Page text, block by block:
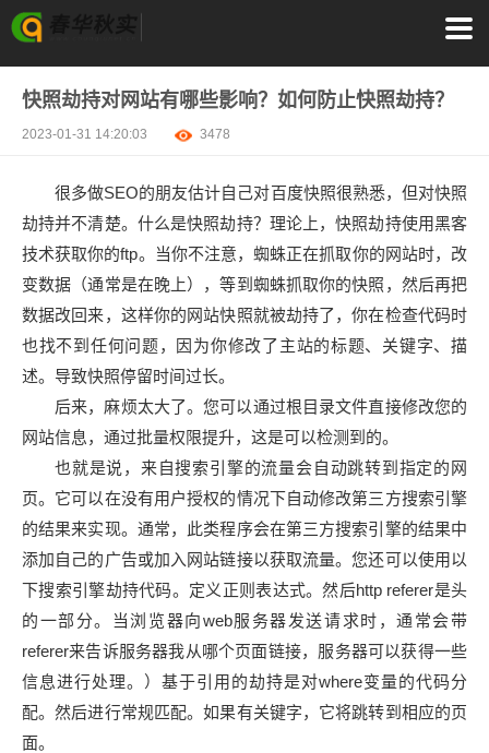
快照劫持对网站有哪些影响？如何防止快照劫持？
2023-01-31 14:20:03 3478
很多做SEO的朋友估计自己对百度快照很熟悉，但对快照
劫持并不清楚。什么是快照劫持？理论上，快照劫持使用黑客
技术获取你的ftp。当你不注意，蜘蛛正在抓取你的网站时，改
变数据（通常是在晚上），等到蜘蛛抓取你的快照，然后再把
数据改回来，这样你的网站快照就被劫持了，你在检查代码时
也找不到任何问题，因为你修改了主站的标题、关键字、描
述。导致快照停留时间过长。
后来，麻烦太大了。您可以通过根目录文件直接修改您的
网站信息，通过批量权限提升，这是可以检测到的。
也就是说，来自搜索引擎的流量会自动跳转到指定的网
页。它可以在没有用户授权的情况下自动修改第三方搜索引擎
的结果来实现。通常，此类程序会在第三方搜索引擎的结果中
添加自己的广告或加入网站链接以获取流量。您还可以使用以
下搜索引擎劫持代码。定义正则表达式。然后http referer是头
的一部分。当浏览器向web服务器发送请求时，通常会带
referer来告诉服务器我从哪个页面链接，服务器可以获得一些
信息进行处理。）基于引用的劫持是对where变量的代码分
配。然后进行常规匹配。如果有关键字，它将跳转到相应的页
面。